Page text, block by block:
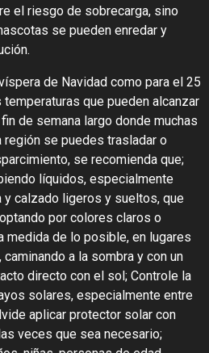
el riesgo de sobrecarga, sino
se pueden enredar y
de Navidad como para el 25
que pueden alcanzar
de semana largo donde muchas
se puedes trasladar o
se recomienda que;
líquidos, especialmente
y calzado ligeros y sueltos, que
por colores claros o
medida de lo posible, en lugares
a la sombra y con un
directo con el sol; Controle la
solares, especialmente entre
aplicar protector solar con
veces que sea necesario;